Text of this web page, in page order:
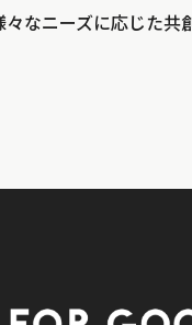
々なニーズに応じた